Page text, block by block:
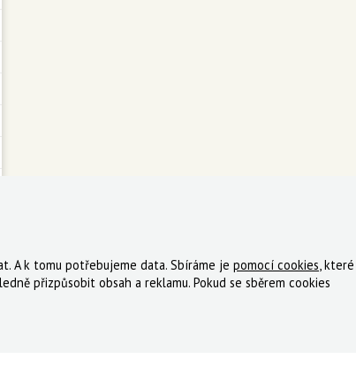
Registrace Reklamace Kde nakoupit
A k tomu potřebujeme data. Sbíráme je pomocí cookies,
přizpůsobit obsah a reklamu. Pokud se sběrem cookies